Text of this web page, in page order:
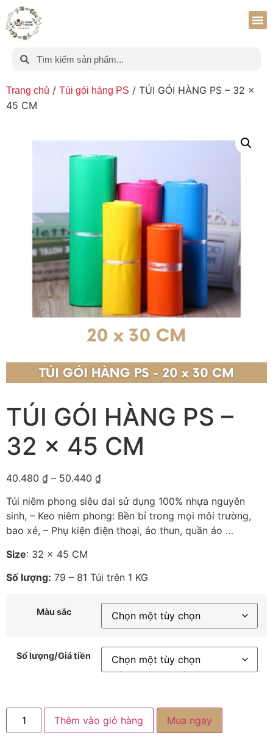
Trang chủ / Túi gói hàng PS / TÚI GÓI HÀNG PS – 32 x
45 CM
TÚI GÓI HÀNG PS –
32 x 45 CM
40.480 ₫ – 50.440 ₫
Túi niêm phong siêu dai sử dụng 100% nhựa nguyên
sinh, – Keo niêm phong: Bền bỉ trong mọi môi trường,
bao xé, – Phụ kiện điện thoại, áo thun, quần áo …
Size: 32 x 45 CM
Số lượng: 79 – 81 Túi trên 1 KG
Màu sắc
Số lượng/Giá tiền
Thêm vào giỏ hàng Mua ngay